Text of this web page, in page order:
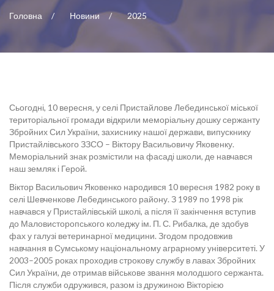
Головна Новини 2025
Сьогодні, 10 вересня, у селі Пристайлове Лебединської міської
територіальної громади відкрили меморіальну дошку сержанту
Збройних Сил України, захиснику нашої держави, випускнику
Пристайлівського ЗЗСО – Віктору Васильовичу Яковенку.
Меморіальний знак розмістили на фасаді школи, де навчався
наш земляк і Герой.
Віктор Васильович Яковенко народився 10 вересня 1982 року в
селі Шевченкове Лебединського району. З 1989 по 1998 рік
навчався у Пристайлівській школі, а після її закінчення вступив
до Маловисторопського коледжу ім. П. С. Рибалка, де здобув
фах у галузі ветеринарної медицини. Згодом продовжив
навчання в Сумському національному аграрному університеті. У
2003–2005 роках проходив строкову службу в лавах Збройних
Сил України, де отримав військове звання молодшого сержанта.
Після служби одружився, разом із дружиною Вікторією